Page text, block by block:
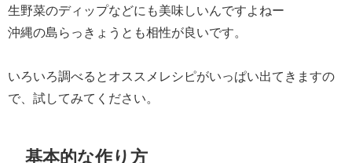
生野菜のディップなどにも美味しいんですよねー
沖縄の島らっきょうとも相性が良いです。
いろいろ調べるとオススメレシピがいっぱい出てきますの
で、試してみてください。
基本的な作り方